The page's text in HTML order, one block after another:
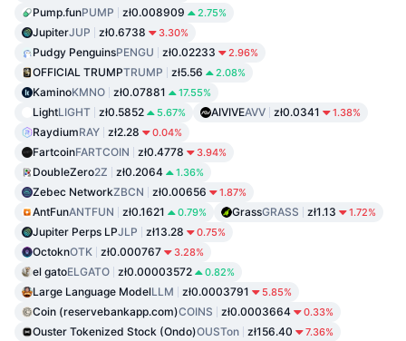
Pump.funPUMP zł0.008909 2.75%
JupiterJUP zł0.6738 3.30%
Pudgy PenguinsPENGU zł0.02233 2.96%
OFFICIAL TRUMPTRUMP zł5.56 2.08%
KaminoKMNO zł0.07881 17.55%
LightLIGHT zł0.5852 5.67% AIVIVEAVV zł0.0341 1.38%
RaydiumRAY zł2.28 0.04%
FartcoinFARTCOIN zł0.4778 3.94%
DoubleZero2Z zł0.2064 1.36%
Zebec NetworkZBCN zł0.00656 1.87%
AntFunANTFUN zł0.1621 0.79% GrassGRASS zł1.13 1.72%
Jupiter Perps LPJLP zł13.28 0.75%
OctoknOTK zł0.000767 3.28%
el gatoELGATO zł0.00003572 0.82%
Large Language ModelLLM zł0.0003791 5.85%
Coin (reservebankapp.com)COINS zł0.0003664 0.33%
Ouster Tokenized Stock (Ondo)OUSTon zł156.40 7.36%